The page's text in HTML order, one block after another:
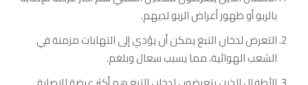
بالربو أو ظهور أعراض الربو لديهم.
التعرض لدخان التبغ يمكن أن يؤدي إلى التهابات مزمنة في
الشعب الهوائية، مما يسبب سعال وبلغم.